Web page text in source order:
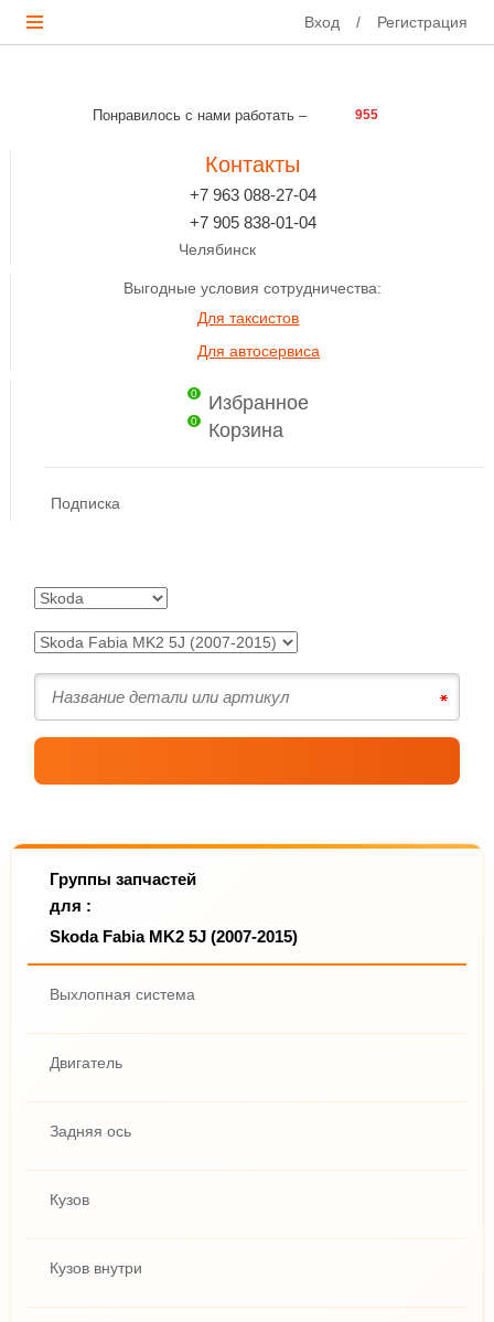
Вход / Регистрация
Понравилось с нами работать – 955
Контакты
+7 963 088-27-04
+7 905 838-01-04
Челябинск
Выгодные условия сотрудничества:
Для таксистов
Для автосервиса
0 Избранное
0 Корзина
Подписка
Группы запчастей
для :
Skoda Fabia MK2 5J (2007-2015)
Выхлопная система
Двигатель
Задняя ось
Кузов
Кузов внутри